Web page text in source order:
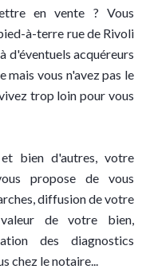
en vente ? Vous
à-terre rue de Rivoli
d'éventuels acquéreurs
mais vous n'avez pas le
trop loin pour vous
bien d'autres, votre
propose de vous
diffusion de votre
de votre bien,
des diagnostics
le notaire...